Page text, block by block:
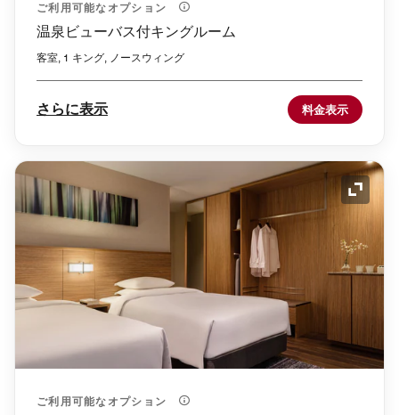
ご利用可能なオプション
温泉ビューバス付キングルーム
客室, 1 キング, ノースウィング
さらに表示 料金表示
アイ
ご利用可能なオプション